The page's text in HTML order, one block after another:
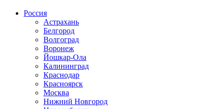
Россия
Астрахань
Белгород
Волгоград
Воронеж
Йошкар-Ола
Калининград
Краснодар
Красноярск
Москва
Нижний Новгород